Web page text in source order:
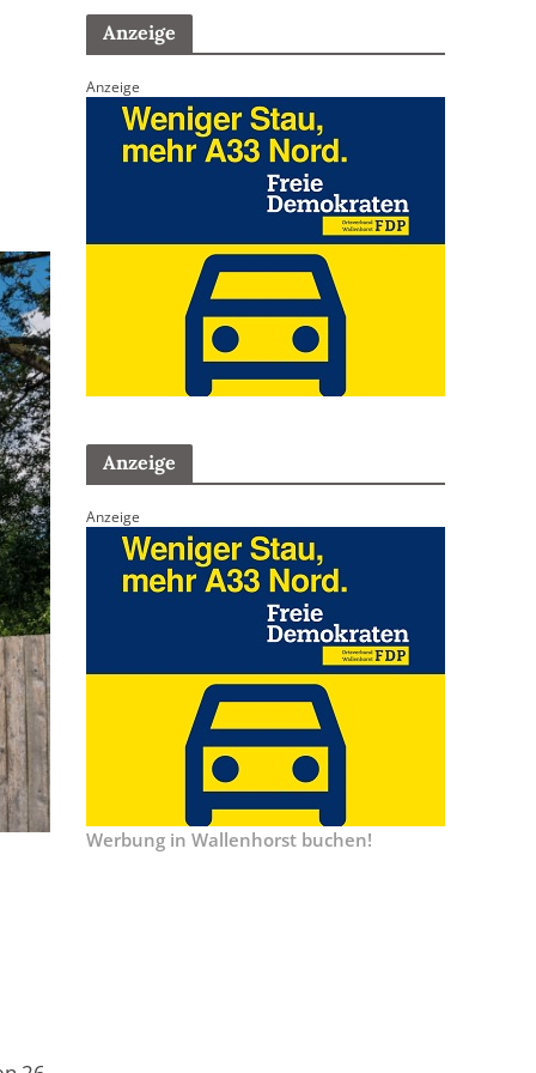
Anzeige
Anzeige
Anzeige
Anzeige
Werbung in Wallenhorst buchen!